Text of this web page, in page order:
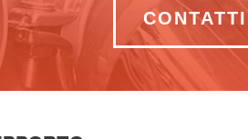
CONTATTI